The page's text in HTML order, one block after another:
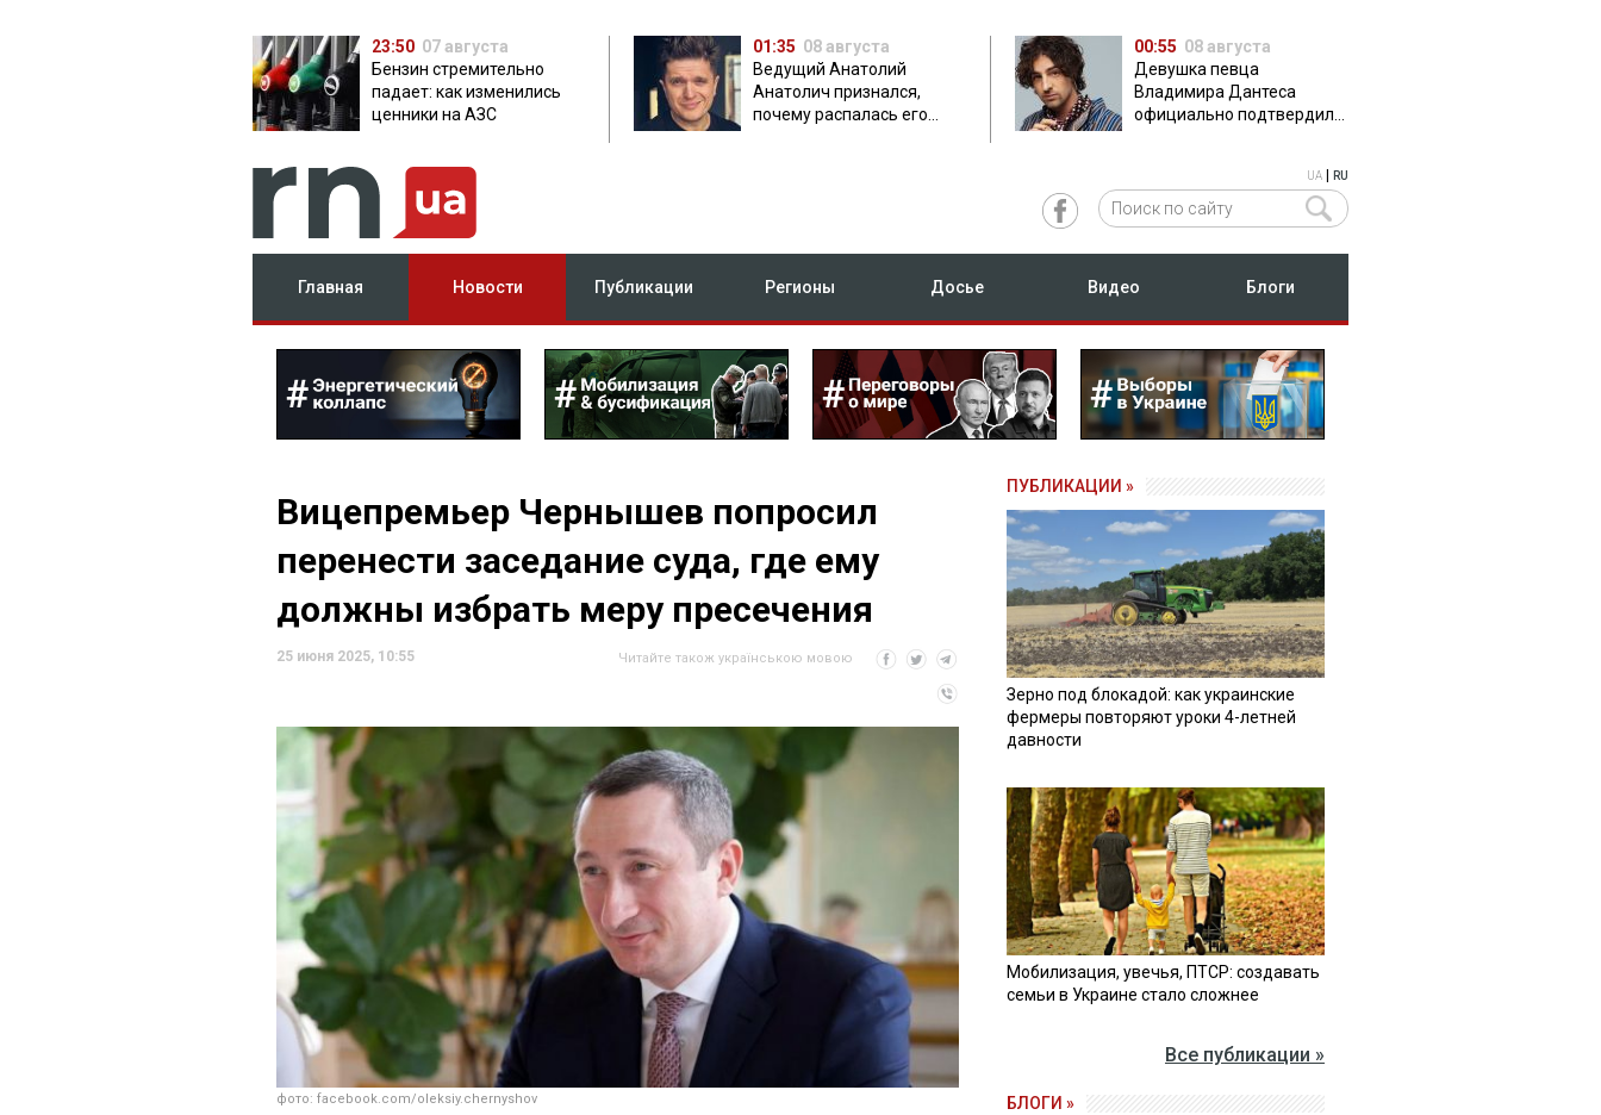
23:50 07 августа
Бензин стремительно
падает: как изменились
ценники на АЗС
01:35 08 августа
Ведущий Анатолий
Анатолич признался,
почему распалась его
00:55 08 августа
Девушка певца
Владимира Дантеса
официально подтвердила
UA RU
Главная Новости Публикации Регионы Досье Видео Блоги
Вицепремьер Чернышев попросил
перенести заседание суда, где ему
должны избрать меру пресечения
25 июня 2025, 10:55 Читайте також українською мовою
фото: facebook.com/oleksiy.chernyshov
ПУБЛИКАЦИИ »
Зерно под блокадой: как украинские
фермеры повторяют уроки 4-летней
давности
Мобилизация, увечья, ПТСР: создавать
семьи в Украине стало сложнее
Все публикации »
БЛОГИ »